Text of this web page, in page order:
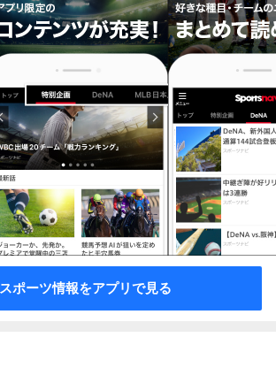
スポーツ情報をアプリで見る